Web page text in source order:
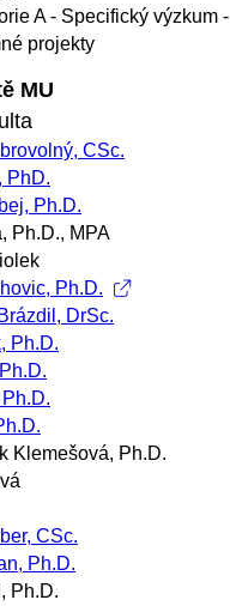
A - Specifický výzkum -
projekty
MU
CSc.
PhD.
Ph.D.
Ph.D., MPA
Ph.D.
DrSc.
Ph.D.
Klemešová, Ph.D.
CSc.
Ph.D.
Ph.D.